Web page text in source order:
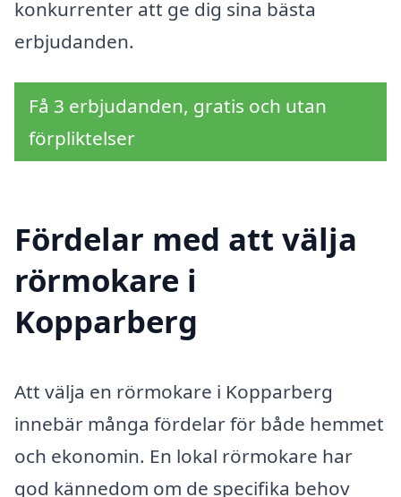
konkurrenter att ge dig sina bästa
erbjudanden.
Få 3 erbjudanden, gratis och utan
förpliktelser
Fördelar med att välja
rörmokare i
Kopparberg
Att välja en rörmokare i Kopparberg
innebär många fördelar för både hemmet
och ekonomin. En lokal rörmokare har
god kännedom om de specifika behov